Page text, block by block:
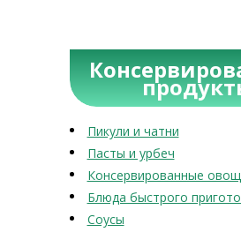
Пикули и чатни
Пасты и урбеч
Консервированные
Блюда быстрого
Соусы